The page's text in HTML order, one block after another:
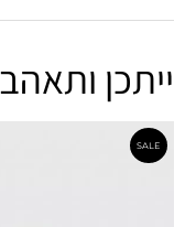
ייתכן ותאהב